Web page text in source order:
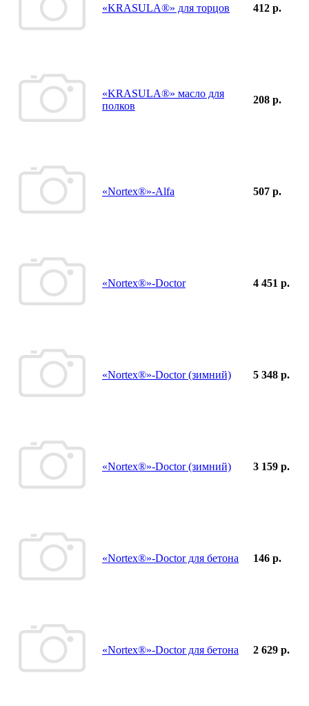
«KRASULA®» для торцов 412 р.
«KRASULA®» масло для
полков
208 р.
«Nortex®»-Alfa 507 р.
«Nortex®»-Doctor 4 451 р.
«Nortex®»-Doctor (зимний) 5 348 р.
«Nortex®»-Doctor (зимний) 3 159 р.
«Nortex®»-Doctor для бетона 146 р.
«Nortex®»-Doctor для бетона 2 629 р.